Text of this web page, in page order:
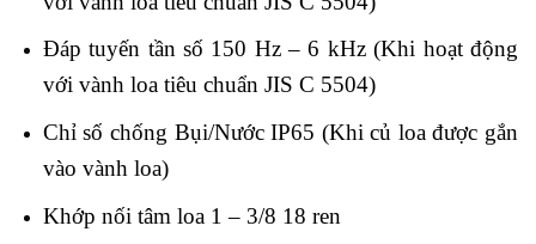
Đáp tuyến tần số 150 Hz – 6 kHz (Khi hoạt động
với vành loa tiêu chuẩn JIS C 5504)
Chỉ số chống Bụi/Nước IP65 (Khi củ loa được gắn
vào vành loa)
Khớp nối tâm loa 1 – 3/8 18 ren